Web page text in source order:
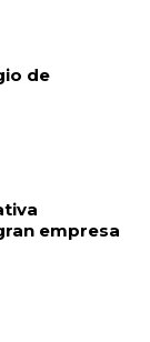
de
empresa